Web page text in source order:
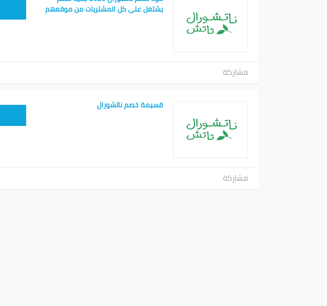
يشتغل على كل المشتريات من موقعهم
مشاركة
قسيمة خصم ناتشورال
مشاركة